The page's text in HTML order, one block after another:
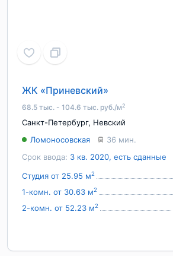
ЖК «Приневский»
68.5 тыс. - 104.6 тыс. руб./м2
Санкт-Петербург, Невский
Срок ввода: 3 кв. 2020, есть сданные
Ломоносовская 36 мин.
Студия от 25.95 м2
1-комн. от 30.63 м2
2-комн. от 52.23 м2